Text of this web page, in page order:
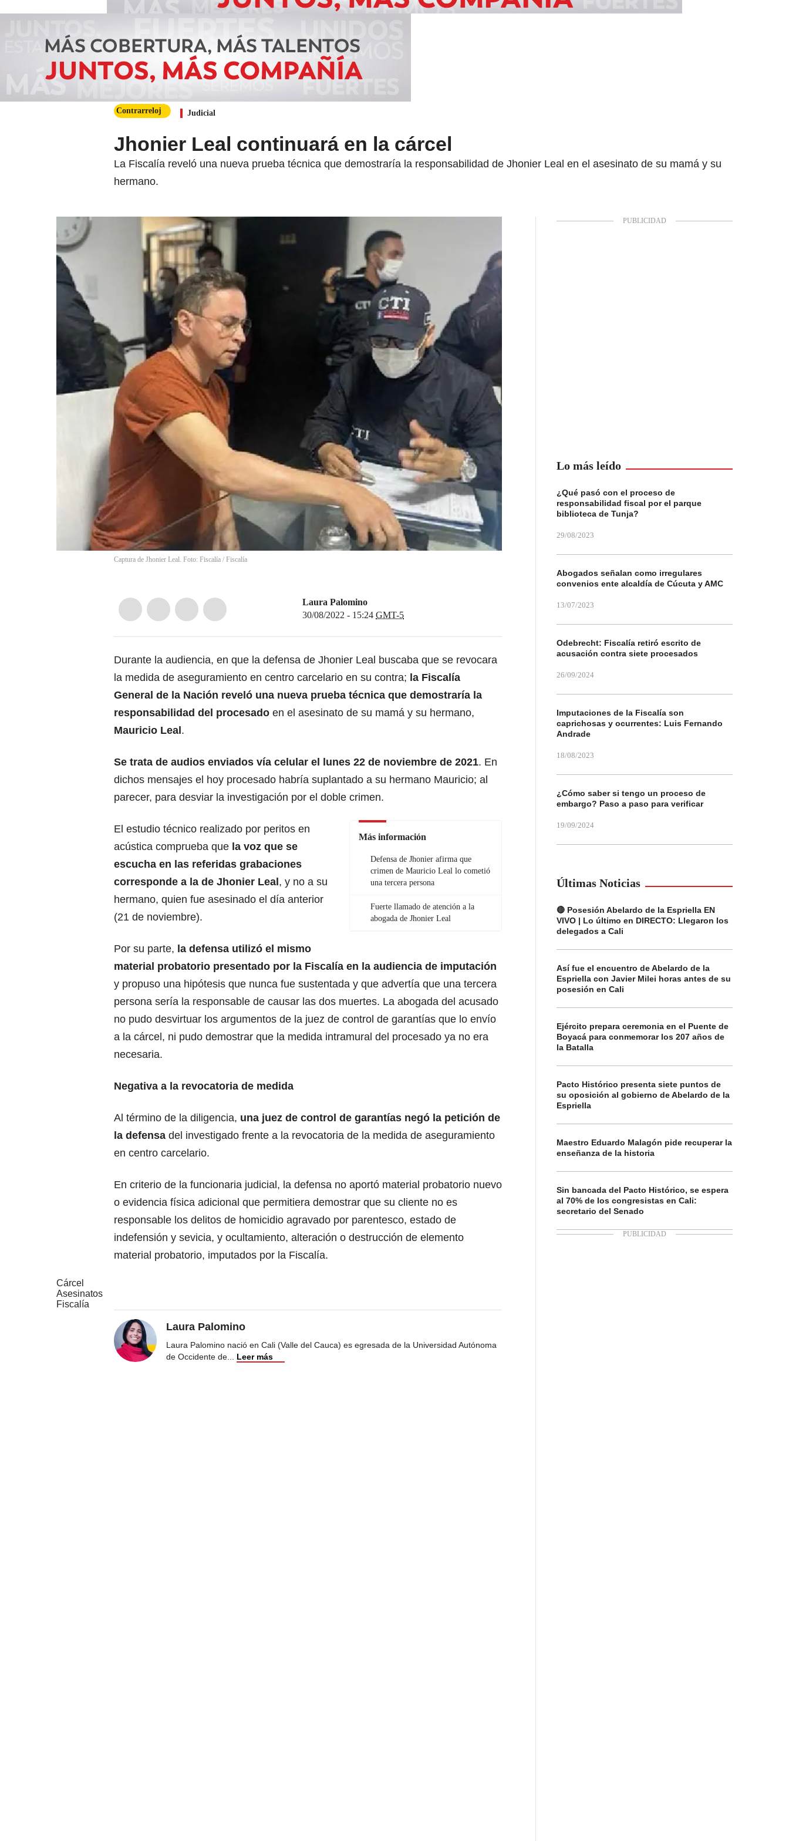
Contrarreloj Judicial
Jhonier Leal continuará en la cárcel
La Fiscalía reveló una nueva prueba técnica que demostraría la responsabilidad de Jhonier Leal en el asesinato de su mamá y su
hermano.
Captura de Jhonier Leal. Foto: Fiscalía / Fiscalía
Laura Palomino
30/08/2022 - 15:24 GMT-5
Durante la audiencia, en que la defensa de Jhonier Leal buscaba que se revocara
la medida de aseguramiento en centro carcelario en su contra; la Fiscalía
General de la Nación reveló una nueva prueba técnica que demostraría la
responsabilidad del procesado en el asesinato de su mamá y su hermano,
Mauricio Leal .
Se trata de audios enviados vía celular el lunes 22 de noviembre de 2021. En
dichos mensajes el hoy procesado habría suplantado a su hermano Mauricio; al
parecer, para desviar la investigación por el doble crimen.
Más información
Defensa de Jhonier afirma que
crimen de Mauricio Leal lo cometió
una tercera persona
Fuerte llamado de atención a la
abogada de Jhonier Leal
El estudio técnico realizado por peritos en
acústica comprueba que la voz que se
escucha en las referidas grabaciones
corresponde a la de Jhonier Leal , y no a su
hermano, quien fue asesinado el día anterior
(21 de noviembre).
Por su parte, la defensa utilizó el mismo
material probatorio presentado por la Fiscalía en la audiencia de imputación
y propuso una hipótesis que nunca fue sustentada y que advertía que una tercera
persona sería la responsable de causar las dos muertes. La abogada del acusado
no pudo desvirtuar los argumentos de la juez de control de garantías que lo envío
a la cárcel, ni pudo demostrar que la medida intramural del procesado ya no era
necesaria.
Negativa a la revocatoria de medida
Al término de la diligencia, una juez de control de garantías negó la petición de
la defensa del investigado frente a la revocatoria de la medida de aseguramiento
en centro carcelario.
En criterio de la funcionaria judicial, la defensa no aportó material probatorio nuevo
o evidencia física adicional que permitiera demostrar que su cliente no es
responsable los delitos de homicidio agravado por parentesco, estado de
indefensión y sevicia, y ocultamiento, alteración o destrucción de elemento
material probatorio, imputados por la Fiscalía.
Cárcel
Asesinatos
Fiscalía
Laura Palomino
Laura Palomino nació en Cali (Valle del Cauca) es egresada de la Universidad Autónoma
de Occidente de... Leer más
Lo más leído
¿Qué pasó con el proceso de
responsabilidad fiscal por el parque
biblioteca de Tunja?
29/08/2023
Abogados señalan como irregulares
convenios ente alcaldía de Cúcuta y AMC
13/07/2023
Odebrecht: Fiscalía retiró escrito de
acusación contra siete procesados
26/09/2024
Imputaciones de la Fiscalía son
caprichosas y ocurrentes: Luis Fernando
Andrade
18/08/2023
¿Cómo saber si tengo un proceso de
embargo? Paso a paso para verificar
19/09/2024
Últimas Noticias
🔴 Posesión Abelardo de la Espriella EN
VIVO | Lo último en DIRECTO: Llegaron los
delegados a Cali
Así fue el encuentro de Abelardo de la
Espriella con Javier Milei horas antes de su
posesión en Cali
Ejército prepara ceremonia en el Puente de
Boyacá para conmemorar los 207 años de
la Batalla
Pacto Histórico presenta siete puntos de
su oposición al gobierno de Abelardo de la
Espriella
Maestro Eduardo Malagón pide recuperar la
enseñanza de la historia
Sin bancada del Pacto Histórico, se espera
al 70% de los congresistas en Cali:
secretario del Senado